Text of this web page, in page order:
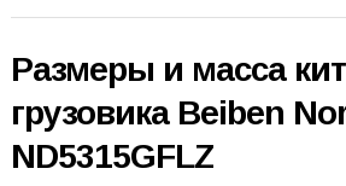
Размеры и масса
грузовика Beiben
ND5315GFLZ